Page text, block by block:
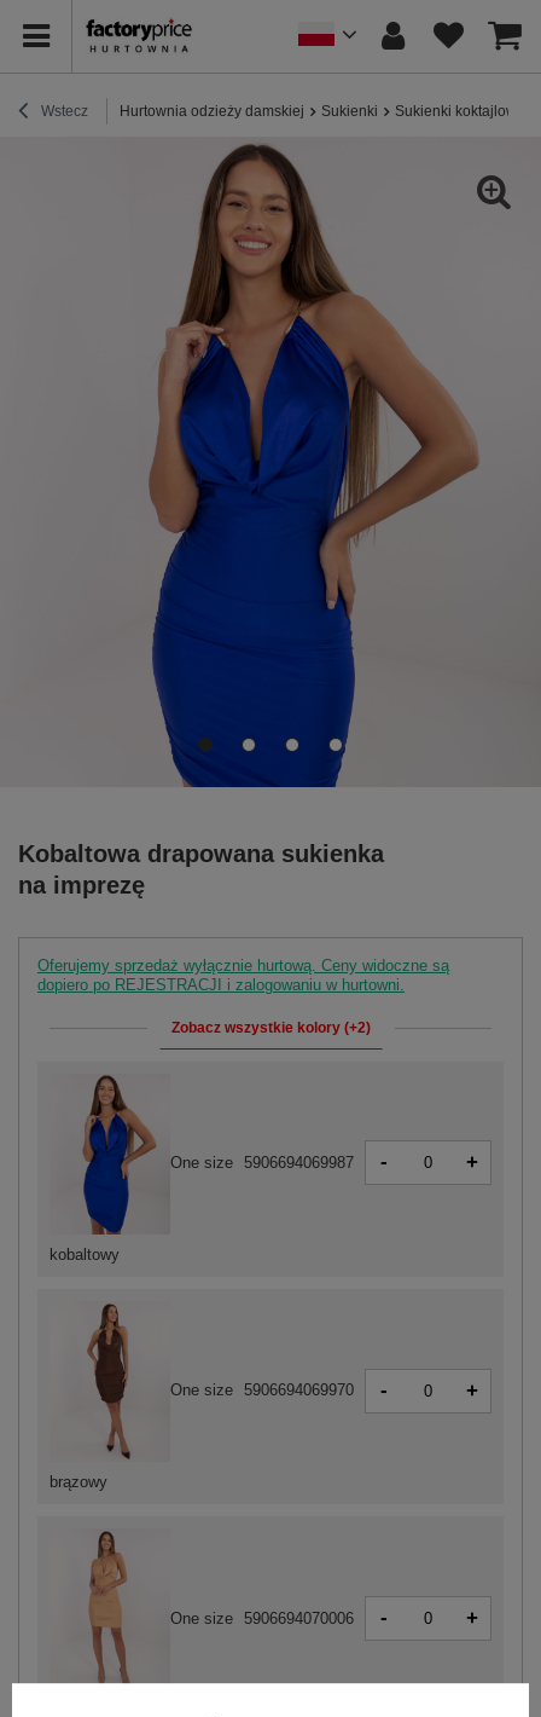
Wstecz Hurtownia odzieży damskiej Sukienki Sukienki koktajlowe /
Kobaltowa drapowana sukienka
na imprezę
Oferujemy sprzedaż wyłącznie hurtową. Ceny widoczne są
dopiero po REJESTRACJI i zalogowaniu w hurtowni.
Zobacz wszystkie kolory (+2)
brązowy
One size 5906694069970 - +
One size 5906694070006 - +
kobaltowy
One size 5906694069987 - +